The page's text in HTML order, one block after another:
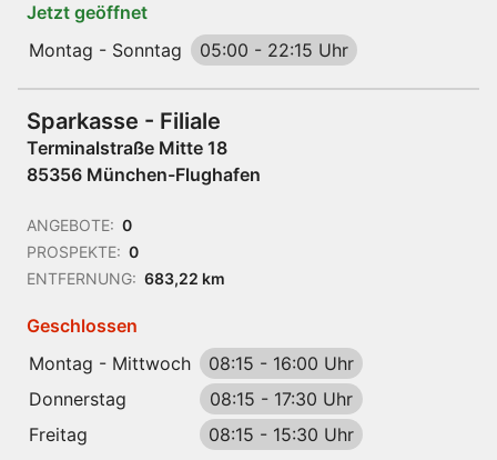
Jetzt geöffnet
Montag - Sonntag
05:00 - 22:15 Uhr
Sparkasse - Filiale
Terminalstraße Mitte 18
85356 München-Flughafen
ANGEBOTE: 0
PROSPEKTE: 0
ENTFERNUNG: 683,22 km
Geschlossen
Montag - Mittwoch
08:15 - 16:00 Uhr
Donnerstag
08:15 - 17:30 Uhr
Freitag
08:15 - 15:30 Uhr